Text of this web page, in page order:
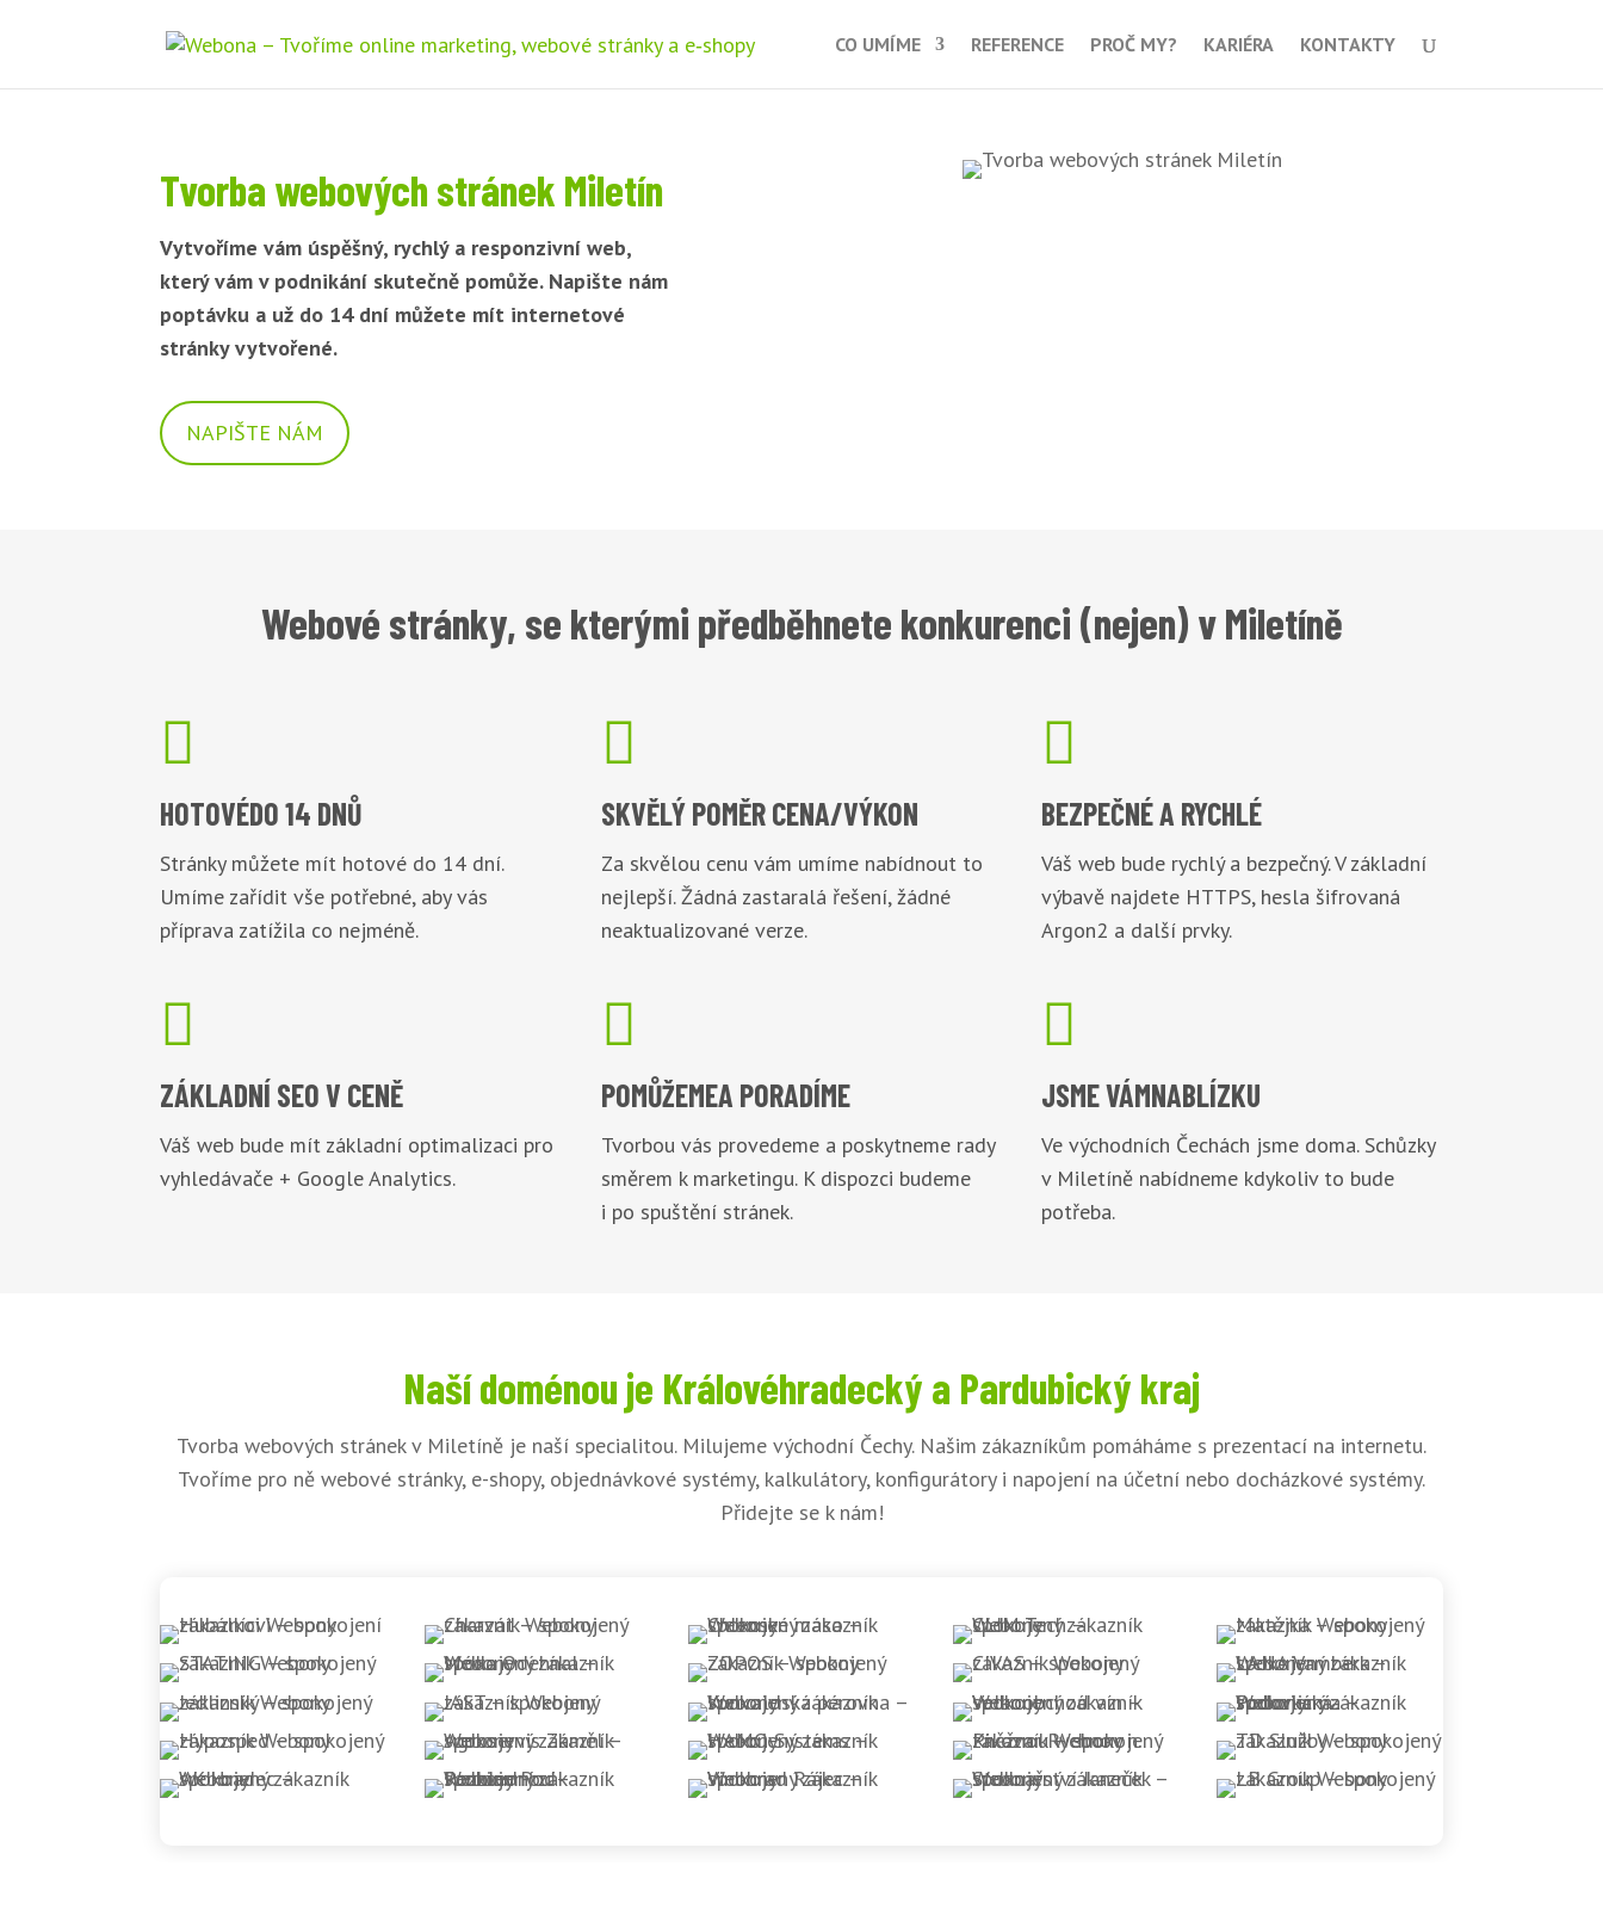
CO UMÍME REFERENCE PROČ MY? KARIÉRA KONTAKTY
Tvorba webových stránek Miletín
Vytvoříme vám úspěšný, rychlý a responzivní web,
který vám v podnikání skutečně pomůže. Napište nám
poptávku a už do 14 dní můžete mít internetové
stránky vytvořené.
NAPIŠTE NÁM
Webové stránky, se kterými předběhnete konkurenci (nejen) v Miletíně

HOTOVÉDO 14 DNŮ
Stránky můžete mít hotové do 14 dní.
Umíme zařídit vše potřebné, aby vás
příprava zatížila co nejméně.

SKVĚLÝ POMĚRCENA/VÝKON
Za skvělou cenu vám umíme nabídnout to
nejlepší. Žádná zastaralá řešení, žádné
neaktualizované verze.

BEZPEČNÉA RYCHLÉ
Váš web bude rychlý a bezpečný. V základní
výbavě najdete HTTPS, hesla šifrovaná
Argon2 a další prvky.

ZÁKLADNÍ SEO V CENĚ
Váš web bude mít základní optimalizaci pro
vyhledávače + Google Analytics.

POMŮŽEMEA PORADÍME
Tvorbou vás provedeme a poskytneme rady
směrem k marketingu. K dispozci budeme
i po spuštění stránek.

JSME VÁMNABLÍZKU
Ve východních Čechách jsme doma. Schůzky
v Miletíně nabídneme kdykoliv to bude
potřeba.
Naší doménou je Královéhradecký a Pardubický kraj
Tvorba webových stránek v Miletíně je naší specialitou. Milujeme východní Čechy. Našim zákazníkům pomáháme s prezentací na internetu.
Tvoříme pro ně webové stránky, e-shopy, objednávkové systémy, kalkulátory, konfigurátory i napojení na účetní nebo docházkové systémy.
Přidejte se k nám!